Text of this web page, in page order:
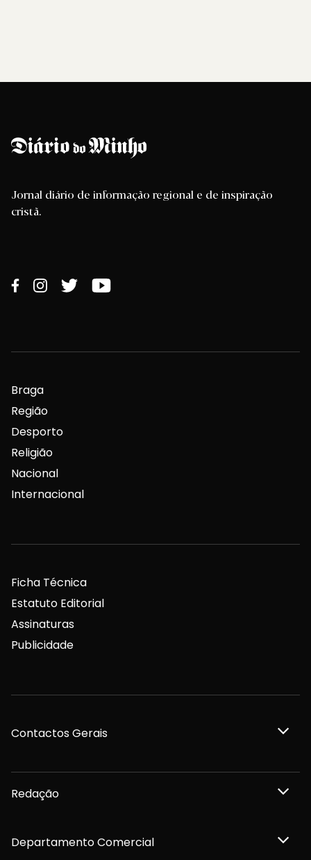
Jornal diário de informação regional e de inspiração
cristã.
Braga
Região
Desporto
Religião
Nacional
Internacional
Ficha Técnica
Estatuto Editorial
Assinaturas
Publicidade
Contactos Gerais
Redação
Departamento Comercial